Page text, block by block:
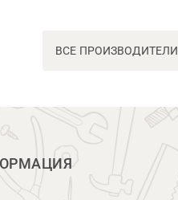
ВСЕ ПРОИЗВОДИТЕЛИ